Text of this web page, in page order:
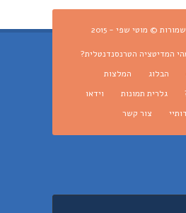
© מוטי שפי - 2015
המדיטציה הטרנסנדנטלית?
הבלוג
המלצות
גלרית תמונות
וידאו
צור קשר